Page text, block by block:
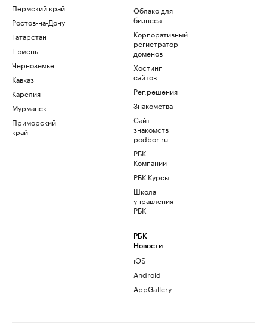
Пермский край
Ростов-на-Дону
Татарстан
Тюмень
Черноземье
Кавказ
Карелия
Мурманск
Приморский
край
Облако для
бизнеса
Корпоративный
регистратор
доменов
Хостинг
сайтов
Рег.решения
Знакомства
Сайт
знакомств
podbor.ru
РБК
Компании
РБК Курсы
Школа
управления
РБК
РБК
Новости
iOS
Android
AppGallery